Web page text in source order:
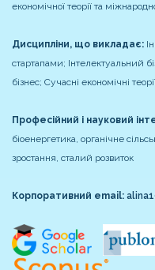
економічної теорії та
Дисципліни, що викладає:
стартапами; Інтелектуальний
бізнес; Сучасні економічні
Професійний і науковий
біоенергетика, органічне
зростання, сталий розвиток
Корпоративний email: